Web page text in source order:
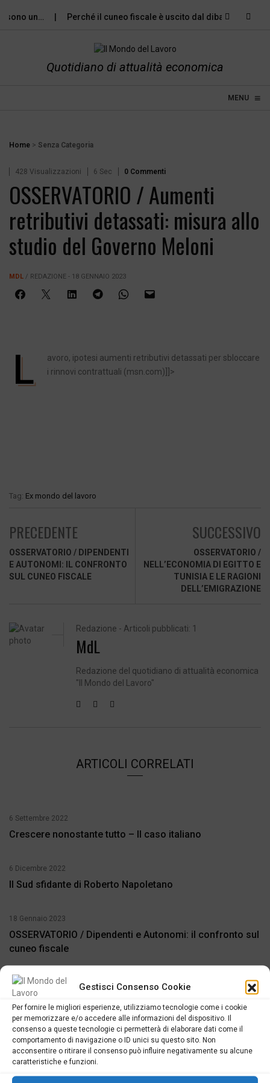
Gestisci Consenso Cookie
Per fornire le migliori esperienze, utilizziamo tecnologie come i cookie
per memorizzare e/o accedere alle informazioni del dispositivo. Il
consenso a queste tecnologie ci permetterà di elaborare dati come il
comportamento di navigazione o ID unici su questo sito. Non
acconsentire o ritirare il consenso può influire negativamente su alcune
caratteristiche e funzioni.
un… Perché il cuneo fiscale è uscito dal dibattito…
Quotidiano di attualità economica
MENU ≡
☰
Home > Senza Categoria
428 Visualizzazioni 6 Sec 0 Commenti
OSSERVATORIO / Aumenti
retributivi detassati: misura allo
studio del Governo Meloni
MDL / REDAZIONE - 18 GENNAIO 2023
L
avoro, ipotesi aumenti retributivi detassati per sbloccare
i rinnovi contrattuali (msn.com)]]>
Tag: Ex mondo del lavoro
PRECEDENTE
OSSERVATORIO / DIPENDENTI
E AUTONOMI: IL CONFRONTO
SUL CUNEO FISCALE
SUCCESSIVO
OSSERVATORIO /
NELL’ECONOMIA DI EGITTO E
TUNISIA E LE RAGIONI
DELL’EMIGRAZIONE
Redazione - Articoli pubblicati: 1
MdL
Redazione del quotidiano di attualità economica
"Il Mondo del Lavoro"
ARTICOLI CORRELATI
6 Settembre 2022
Crescere nonostante tutto – Il caso italiano
6 Dicembre 2022
Il Sud sfidante di Roberto Napoletano
18 Gennaio 2023
OSSERVATORIO / Dipendenti e Autonomi: il confronto sul
cuneo fiscale
6 Settembre 2022
Consorzio di bonifica del Volturno – Ecco come nasce il
più grande parco fluviale d’Italia
I commenti sono chiusi.